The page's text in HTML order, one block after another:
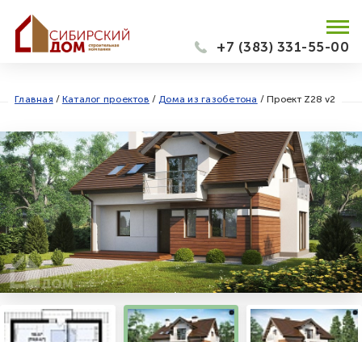
+7 (383) 331-55-00
Главная / Каталог проектов / Дома из газобетона / Проект Z28 v2